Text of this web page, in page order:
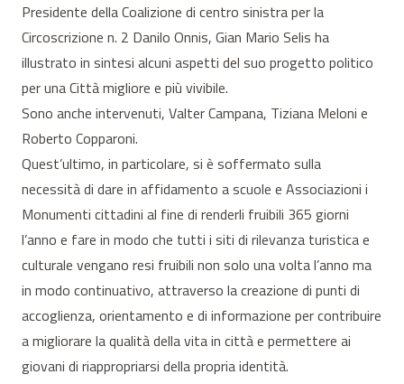
Presidente della Coalizione di centro sinistra per la
Circoscrizione n. 2 Danilo Onnis, Gian Mario Selis ha
illustrato in sintesi alcuni aspetti del suo progetto politico
per una Città migliore e più vivibile.
Sono anche intervenuti, Valter Campana, Tiziana Meloni e
Roberto Copparoni.
Quest’ultimo, in particolare, si è soffermato sulla
necessità di dare in affidamento a scuole e Associazioni i
Monumenti cittadini al fine di renderli fruibili 365 giorni
l’anno e fare in modo che tutti i siti di rilevanza turistica e
culturale vengano resi fruibili non solo una volta l’anno ma
in modo continuativo, attraverso la creazione di punti di
accoglienza, orientamento e di informazione per contribuire
a migliorare la qualità della vita in città e permettere ai
giovani di riappropriarsi della propria identità.